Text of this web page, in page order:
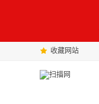
收藏网站